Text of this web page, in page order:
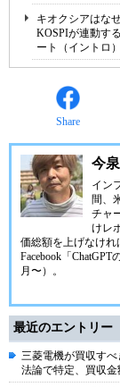
キオクシアはな
KOSPIが連動す
ート（イントロ）
Share
今
イン
間、
チャ
けレ
価総額を上げなけれ
Facebook「
月〜）。
最近のエントリー
三菱電機が買収す
法論で特定、買収